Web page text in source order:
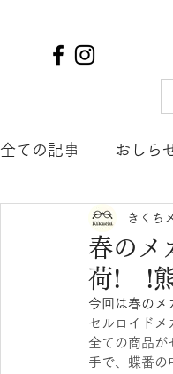
全ての記事 おしら
TIFFANY&Co.
SAMURAI SHO
POLICE
春のメ
荷! !熊
きくち
今回は春のメ
セルロイドメ
全ての商品が
手で、蝶番の